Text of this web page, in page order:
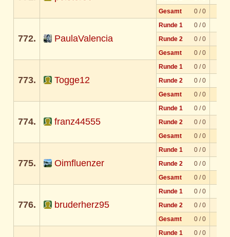
Gesamt
0 / 0
772. PaulaValencia
Runde 1
0 / 0
Runde 2
0 / 0
Gesamt
0 / 0
773. Togge12
Runde 1
0 / 0
Runde 2
0 / 0
Gesamt
0 / 0
774. franz44555
Runde 1
0 / 0
Runde 2
0 / 0
Gesamt
0 / 0
775. Oimfluenzer
Runde 1
0 / 0
Runde 2
0 / 0
Gesamt
0 / 0
776. bruderherz95
Runde 1
0 / 0
Runde 2
0 / 0
Gesamt
0 / 0
Runde 1
0 / 0